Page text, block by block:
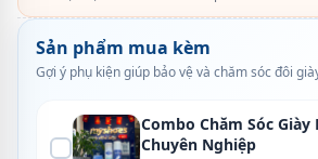
Sản phẩm mua kèm
Gợi ý phụ kiện giúp bảo vệ và chăm sóc đôi
Combo Chăm Sóc Giày
Chuyên Nghiệp